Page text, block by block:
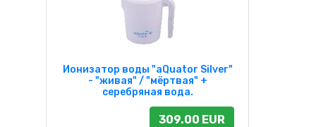
Ионизатор воды "aQuator Silver"
- "живая" / "мёртвая" +
серебряная вода.
309.00 EUR